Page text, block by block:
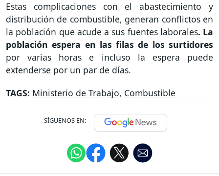
Estas complicaciones con el abastecimiento y
distribución de combustible, generan conflictos en
la población que acude a sus fuentes laborales. La
población espera en las filas de los surtidores
por varias horas e incluso la espera puede
extenderse por un par de días.
TAGS: Ministerio de Trabajo, Combustible
SÍGUENOS EN: